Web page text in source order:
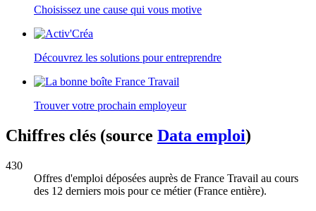
Choisissez une cause qui vous motive
Découvrez les solutions pour entreprendre
Trouver votre prochain employeur
Chiffres clés (source Data emploi)
430
Offres d'emploi déposées auprès de France Travail au cours
des 12 derniers mois pour ce métier (France entière).